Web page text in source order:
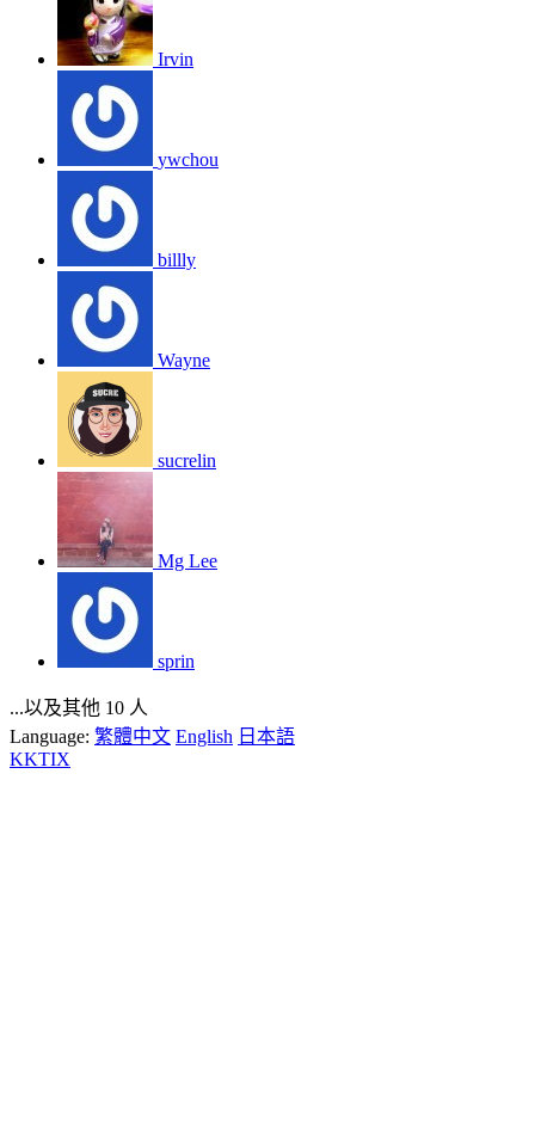
Irvin
ywchou
billly
Wayne
sucrelin
Mg Lee
sprin
...以及其他 10 人
Language: 繁體中文 English 日本語
KKTIX